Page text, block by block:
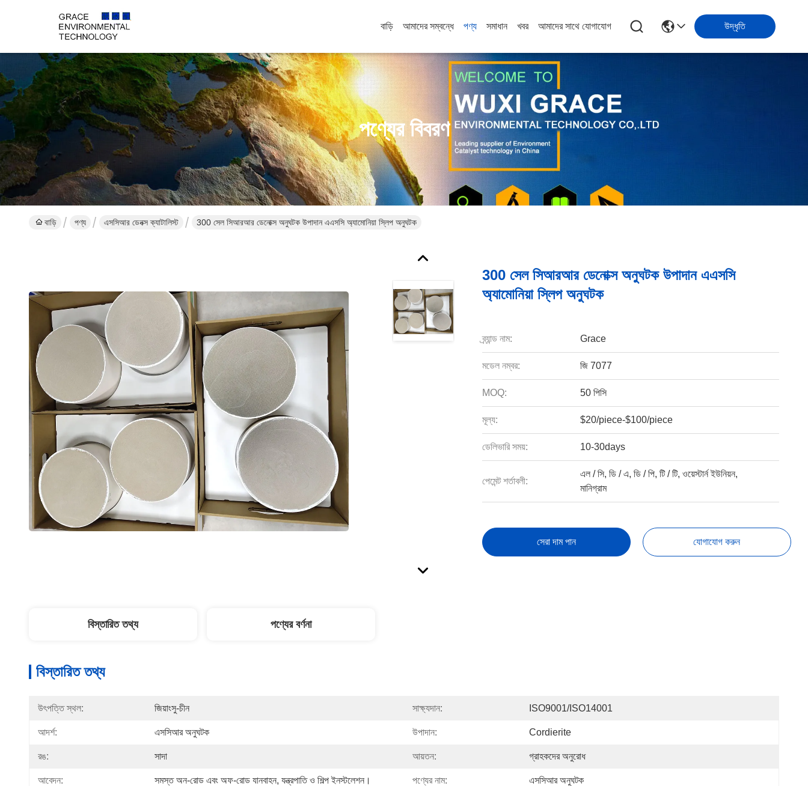
বাড়ি আমাদের সম্বন্ধে পণ্য সমাধান খবর আমাদের সাথে যোগাযোগ উদ্ধৃতি
পণ্যের বিবরণ
বাড়ি পণ্য এসসিআর ডেনক্স ক্যাটালিস্ট 300 সেল সিআরআর ডেনোক্স অনুঘটক উপাদান এএসসি অ্যামোনিয়া স্লিপ অনুঘটক
300 সেল সিআরআর ডেনোক্স অনুঘটক উপাদান এএসসি
অ্যামোনিয়া স্লিপ অনুঘটক
ব্র্যান্ড নাম: Grace
মডেল নম্বর: জি 7077
MOQ: 50 পিসি
মূল্য: $20/piece-$100/piece
ডেলিভারি সময়: 10-30days
পেমেন্ট শর্তাবলী:
এল / সি, ডি / এ, ডি / পি, টি / টি, ওয়েস্টার্ন ইউনিয়ন,
মানিগ্রাম
সেরা দাম পান যোগাযোগ করুন
বিস্তারিত তথ্য পণ্যের বর্ণনা
বিস্তারিত তথ্য
উৎপত্তি স্থল: জিয়াংসু-চীন সাক্ষ্যদান: ISO9001/ISO14001
আদর্শ: এসসিআর অনুঘটক উপাদান: Cordierite
রঙ: সাদা আয়তন: গ্রাহকদের অনুরোধ
আবেদন: সমস্ত অন-রোড এবং অফ-রোড যানবাহন, যন্ত্রপাতি ও শিল্প ইনস্টলেশন। পণ্যের নাম: এসসিআর অনুঘটক